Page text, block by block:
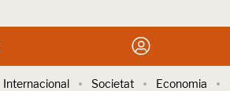
Internacional Societat Economia